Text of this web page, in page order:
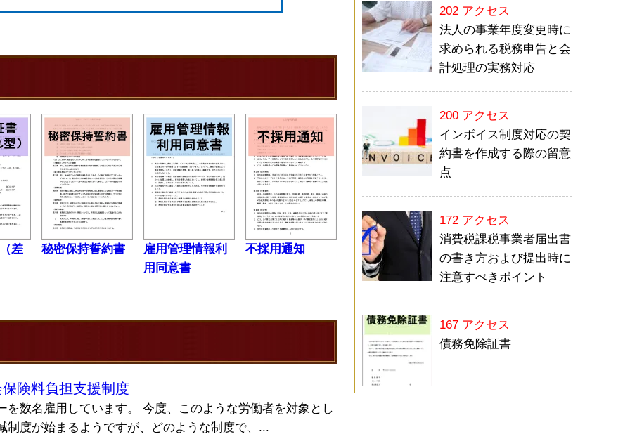
差 秘密保持誓約書
雇用管理情報利
用同意書
不採用通知
険料負担支援制度
を数名雇用しています。 今度、このような労働者を対象とし
制度が始まるようですが、どのような制度で、...
202 アクセス
法人の事業年度変更時に
求められる税務申告と会
計処理の実務対応
200 アクセス
インボイス制度対応の契
約書を作成する際の留意
点
172 アクセス
消費税課税事業者届出書
の書き方および提出時に
注意すべきポイント
167 アクセス
債務免除証書